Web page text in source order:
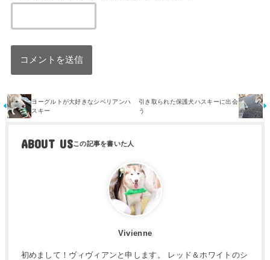
ヨーグルトが大好きなシベリアンハ
スキー
引き取られた保護犬ハスキーに出会
う
ABOUT US
Vivienne
初めまして！ヴィヴィアンと申します。 レッド＆ホワイトのシ